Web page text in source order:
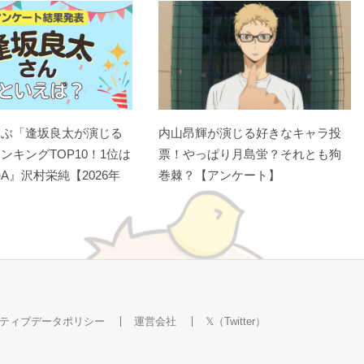
「逢坂良太が演じる
キングTOP10！1位は
A』沢村栄純【2026年
内山昂輝が演じる好きなキャラ投
票！やっぱり月島蛍？それとも狗
巻棘？【アンケート】
ィブデータポリシー 運営会社 𝕏（Twitter）